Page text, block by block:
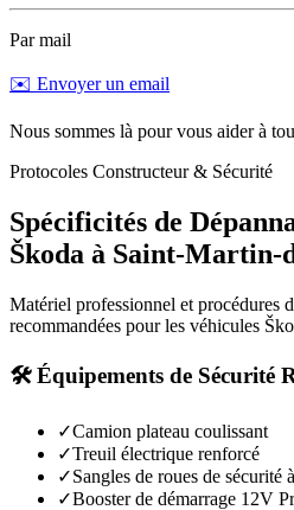
Par mail
✉️ Envoyer un email
Nous sommes là pour vous aider à
Protocoles Constructeur & Sécurité
Spécificités de
Škoda à Saint-Martin-
Matériel professionnel et procédures
recommandées pour les véhicules
🛠️ Équipements de Sécurité
✓Camion plateau coulissant
✓Treuil électrique renforcé
✓Sangles de roues de sécurité
✓Booster de démarrage 12V